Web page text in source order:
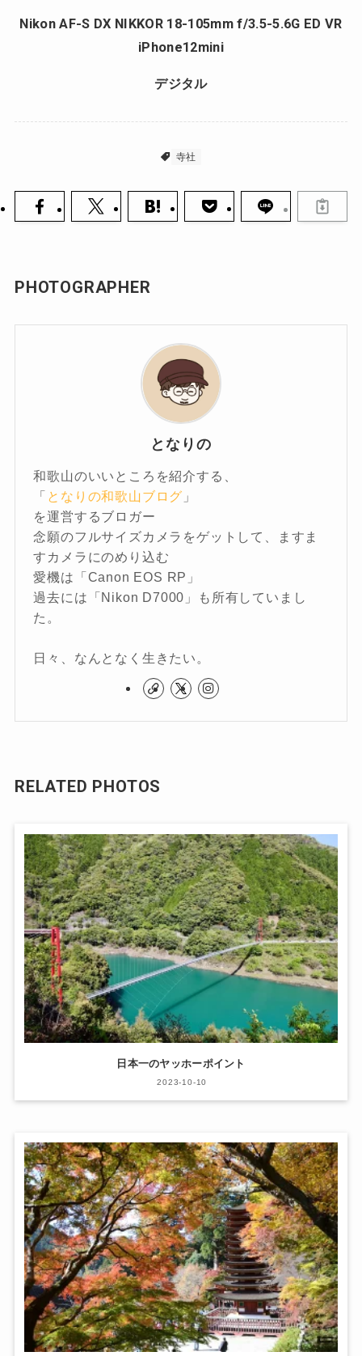
Nikon AF-S DX NIKKOR 18-105mm f/3.5-5.6G ED VR
iPhone12mini
デジタル
寺社
PHOTOGRAPHER
となりの
和歌山のいいところを紹介する、
「 となりの和歌山ブログ 」
を運営するブロガー
念願のフルサイズカメラをゲットして、ますま
すカメラにのめり込む
愛機は「Canon EOS RP」
過去には「Nikon D7000」も所有していまし
た。
日々、なんとなく生きたい。
RELATED PHOTOS
日本一のヤッホーポイント
2023-10-10